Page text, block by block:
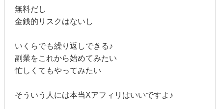
無料だし
金銭的リスクはないし
いくらでも繰り返しできる♪
副業をこれから始めてみたい
忙しくてもやってみたい
そういう人には本当Xアフィリはいいですよ♪